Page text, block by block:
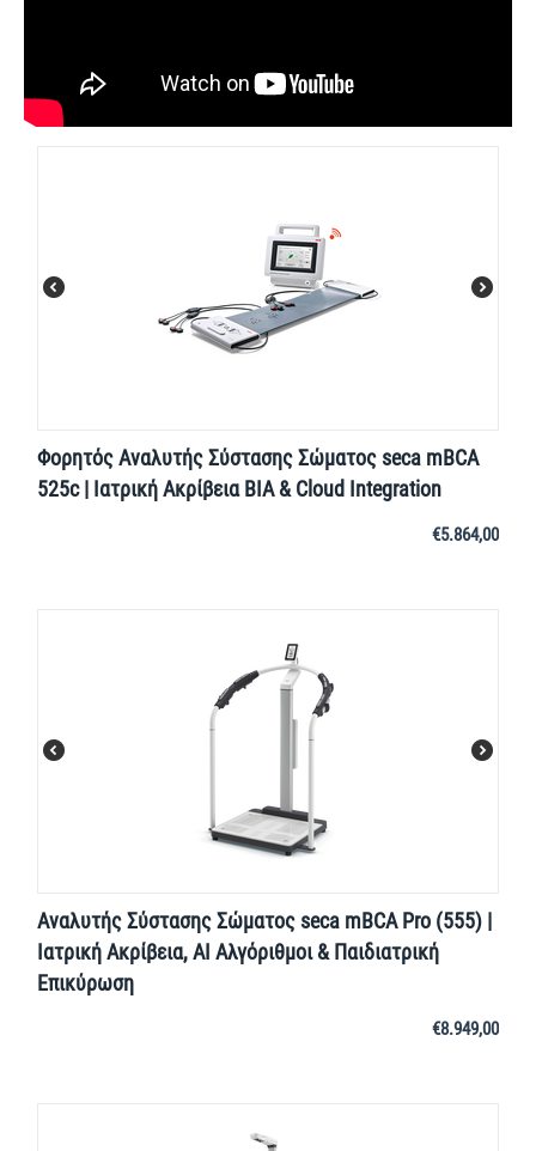
Φορητός Αναλυτής Σύστασης Σώματος seca mBCA
525c | Ιατρική Ακρίβεια BIA & Cloud Integration
€5.864,00
Αναλυτής Σύστασης Σώματος seca mBCA Pro (555) |
Ιατρική Ακρίβεια, AI Αλγόριθμοι & Παιδιατρική
Επικύρωση
€8.949,00